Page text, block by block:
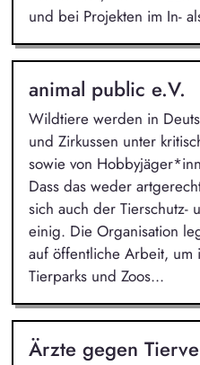
und bei Projekten im In-
animal public e.V.
Wildtiere werden in
und Zirkussen unter
sowie von
Dass das weder
sich auch der Tierschutz-
einig. Die Organisation
auf öffentliche Arbeit,
Tierparks und Zoos...
Ärzte gegen